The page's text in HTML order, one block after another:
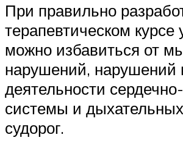
При правильно
терапевтическом
можно избавиться от
нарушений, нарушений
деятельности
системы и
судорог.